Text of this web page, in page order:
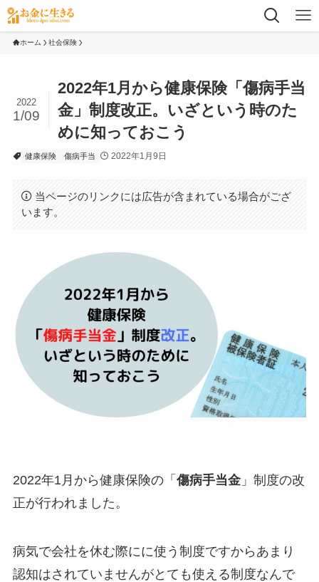
ホーム 社会保険
2022年1月から健康保険「傷病手当
金」制度改正。いざという時のた
めに知っておこう
2022
1/09
健康保険 傷病手当 2022年1月9日
当ページのリンクには広告が含まれている場合がござ
います。
2022年1月から健康保険の「 傷病手当金」制度の改
正が行われました。
病気で会社を休む際にに使う制度ですからあまり
認知はされていませんがとても使える制度なんで